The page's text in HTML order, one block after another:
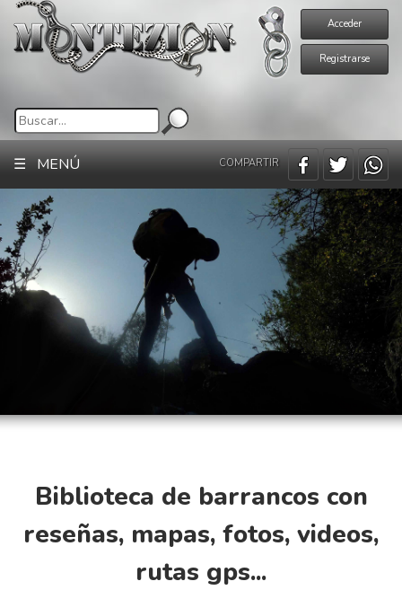
Acceder
Registrarse
☰ MENÚ COMPARTIR
Biblioteca de barrancos con
reseñas, mapas, fotos, videos,
rutas gps...